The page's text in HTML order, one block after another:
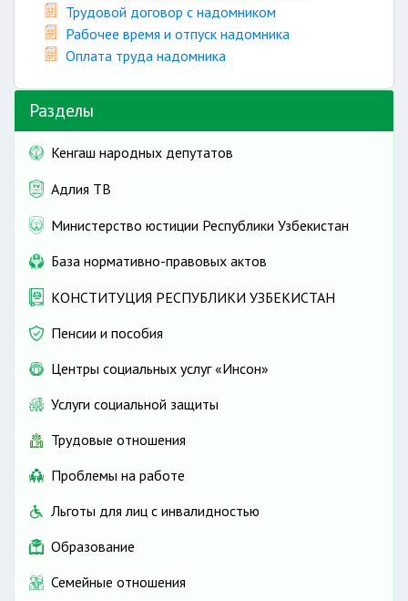
Трудовой договор с надомником
Рабочее время и отпуск надомника
Оплата труда надомника
Разделы
Кенгаш народных депутатов
Адлия ТВ
Министерство юстиции Республики Узбекистан
База нормативно-правовых актов
КОНСТИТУЦИЯ РЕСПУБЛИКИ УЗБЕКИСТАН
Пенсии и пособия
Центры социальных услуг «Инсон»
Услуги социальной защиты
Трудовые отношения
Проблемы на работе
Льготы для лиц с инвалидностью
Образование
Семейные отношения